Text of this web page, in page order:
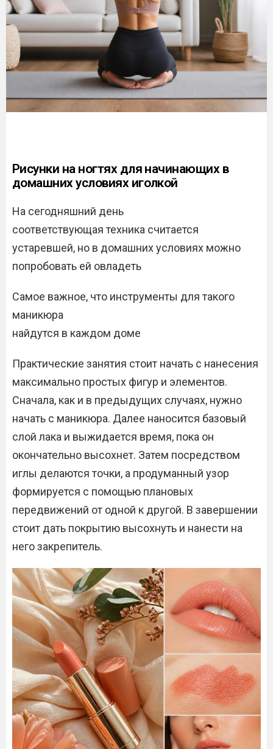
Рисунки на ногтях для начинающих в
домашних условиях иголкой
На сегодняшний день
соответствующая техника считается
устаревшей, но в домашних условиях можно
попробовать ей овладеть
Самое важное, что инструменты для такого
маникюра
найдутся в каждом доме
Практические занятия стоит начать с нанесения
максимально простых фигур и элементов.
Сначала, как и в предыдущих случаях, нужно
начать с маникюра. Далее наносится базовый
слой лака и выжидается время, пока он
окончательно высохнет. Затем посредством
иглы делаются точки, а продуманный узор
формируется с помощью плановых
передвижений от одной к другой. В завершении
стоит дать покрытию высохнуть и нанести на
него закрепитель.